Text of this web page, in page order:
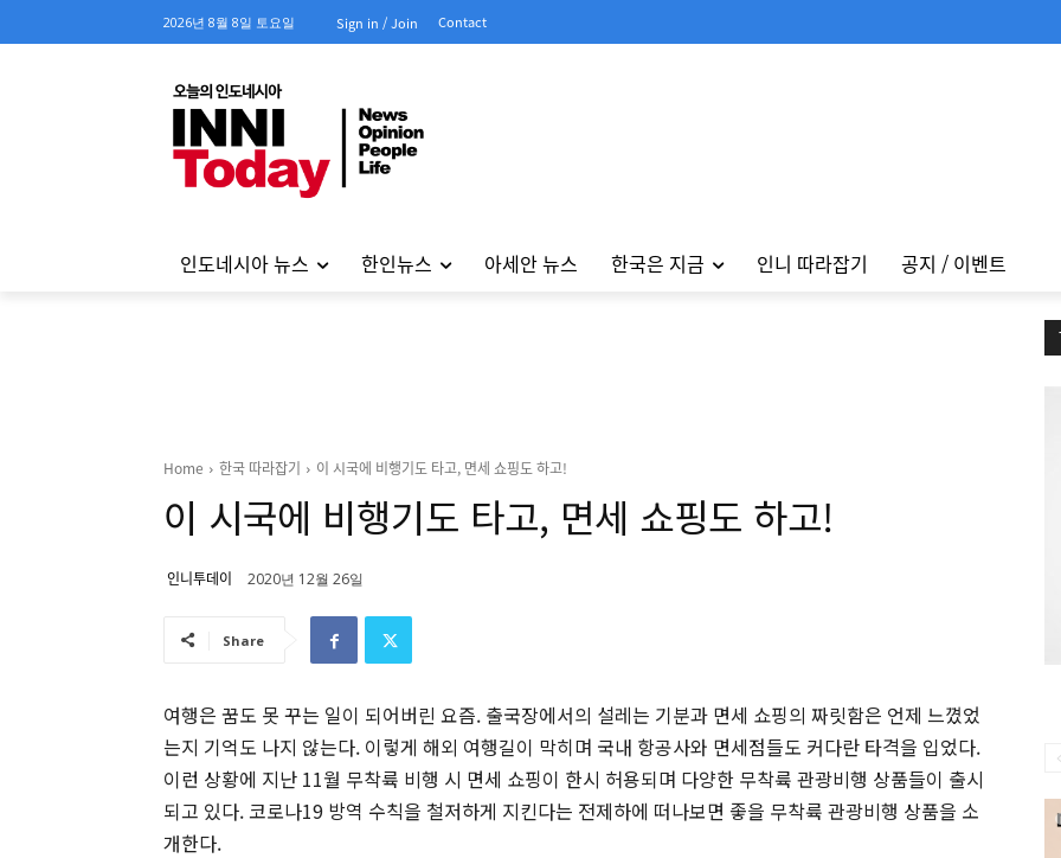
2026년 8월 8일 토요일 Sign in / Join Contact
인도네시아 뉴스 한인뉴스 아세안 뉴스 한국은 지금 인니 따라잡기 공지 / 이벤트
Home 한국 따라잡기 이 시국에 비행기도 타고, 면세 쇼핑도 하고!
이 시국에 비행기도 타고, 면세 쇼핑도 하고!
인니투데이 2020년 12월 26일
Share
여행은 꿈도 못 꾸는 일이 되어버린 요즘. 출국장에서의 설레는 기분과 면세 쇼핑의 짜릿함은 언제 느꼈었
는지 기억도 나지 않는다. 이렇게 해외 여행길이 막히며 국내 항공사와 면세점들도 커다란 타격을 입었다.
이런 상황에 지난 11월 무착륙 비행 시 면세 쇼핑이 한시 허용되며 다양한 무착륙 관광비행 상품들이 출시
되고 있다. 코로나19 방역 수칙을 철저하게 지킨다는 전제하에 떠나보면 좋을 무착륙 관광비행 상품을 소
개한다.